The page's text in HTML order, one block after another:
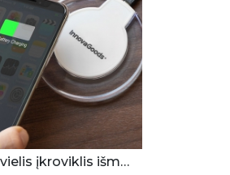
Bevielis įkroviklis išmaniesiems